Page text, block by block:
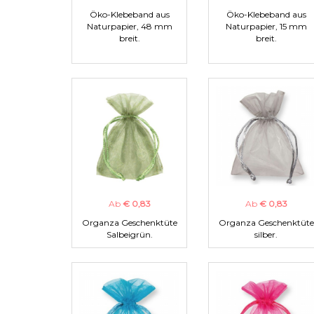
Öko-Klebeband aus
Naturpapier, 48 mm
breit.
Öko-Klebeband aus
Naturpapier, 15 mm
breit.
Ab € 0,83
Organza Geschenktüte
Salbeigrün.
Ab € 0,83
Organza Geschenktüte
silber.